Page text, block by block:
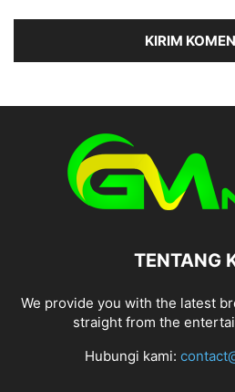
TENTANG
We provide you with the latest
straight from the
Hubungi kami: